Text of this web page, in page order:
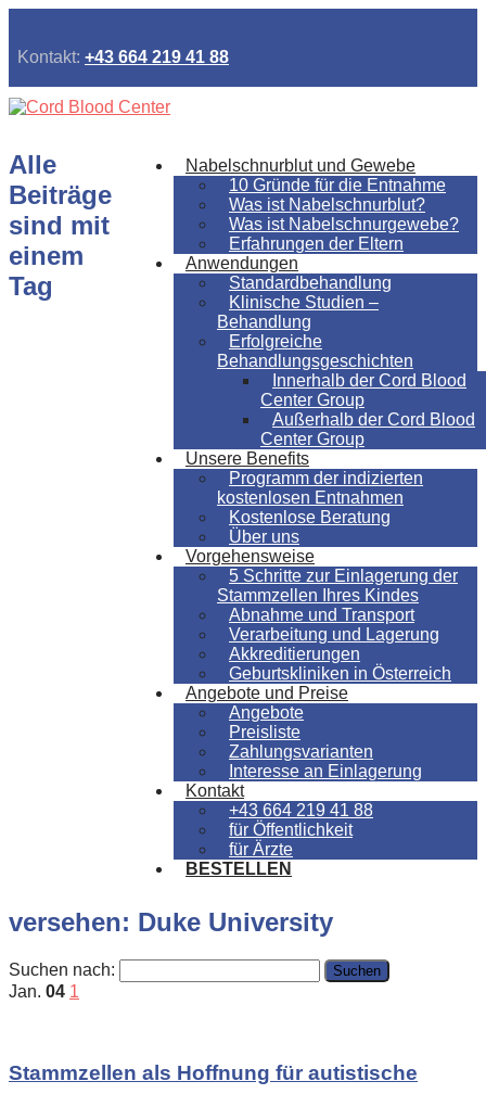
Kontakt: +43 664 219 41 88
Nabelschnurblut und Gewebe
10 Gründe für die Entnahme
Was ist Nabelschnurblut?
Was ist Nabelschnurgewebe?
Erfahrungen der Eltern
Anwendungen
Standardbehandlung
Klinische Studien –
Behandlung
Erfolgreiche
Behandlungsgeschichten
Innerhalb der Cord Blood
Center Group
Außerhalb der Cord Blood
Center Group
Unsere Benefits
Programm der indizierten
kostenlosen Entnahmen
Kostenlose Beratung
Über uns
Vorgehensweise
5 Schritte zur Einlagerung der
Stammzellen Ihres Kindes
Abnahme und Transport
Verarbeitung und Lagerung
Akkreditierungen
Geburtskliniken in Österreich
Angebote und Preise
Angebote
Preisliste
Zahlungsvarianten
Interesse an Einlagerung
Kontakt
+43 664 219 41 88
für Öffentlichkeit
für Ärzte
BESTELLEN
Alle
Beiträge
sind mit
einem
Tag
versehen: Duke University
Suchen nach:
Jan. 04 1
Stammzellen als Hoffnung für autistische